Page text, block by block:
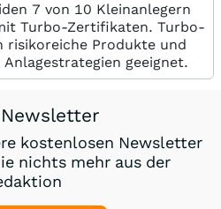
7 von 10 Kleinanlegern
Turbo-Zertifikaten. Turbo-
risikoreiche Produkte und
geeignet.
Newsletter
kostenlosen Newsletter
nichts mehr aus der